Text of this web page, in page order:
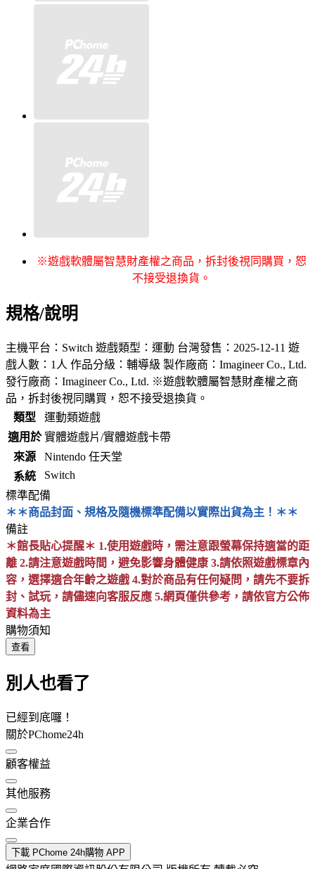
※遊戲軟體屬智慧財產權之商品，拆封後視同購買，恕
不接受退換貨。
規格/說明
主機平台：Switch 遊戲類型：運動 台灣發售：2025-12-11 遊
戲人數：1人 作品分級：輔導級 製作廠商：Imagineer Co., Ltd.
發行廠商：Imagineer Co., Ltd. ※遊戲軟體屬智慧財產權之商
品，拆封後視同購買，恕不接受退換貨。
類型
運動類遊戲
適用於 實體遊戲片/實體遊戲卡帶
來源
Nintendo 任天堂
系統
Switch
標準配備
＊＊商品封面、規格及隨機標準配備以實際出貨為主！＊＊
備註
＊館長貼心提醒＊ 1.使用遊戲時，需注意跟螢幕保持適當的距
離 2.請注意遊戲時間，避免影響身體健康 3.請依照遊戲標章內
容，選擇適合年齡之遊戲 4.對於商品有任何疑問，請先不要拆
封、試玩，請儘速向客服反應 5.網頁僅供參考，請依官方公佈
資料為主
購物須知
查看
別人也看了
已經到底囉！
關於PChome24h
顧客權益
其他服務
企業合作
下載 PChome 24h購物 APP